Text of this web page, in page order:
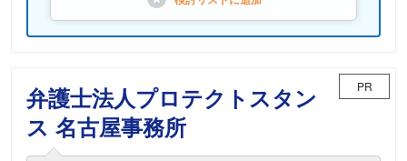
弁護士法人プロテクトスタン
ス 名古屋事務所
PR